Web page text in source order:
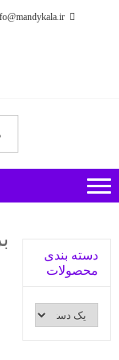
فروشگاه
دسته بندی
محصولات